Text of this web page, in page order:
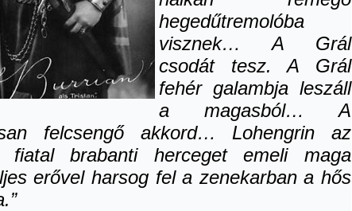
hegedűtremolóba
visznek… A Grál
csodát tesz. A Grál
fehér galambja leszáll
a magasból… A
felcsengő akkord… Lohengrin az
fiatal brabanti herceget emeli maga
erővel harsog fel a zenekarban a hős